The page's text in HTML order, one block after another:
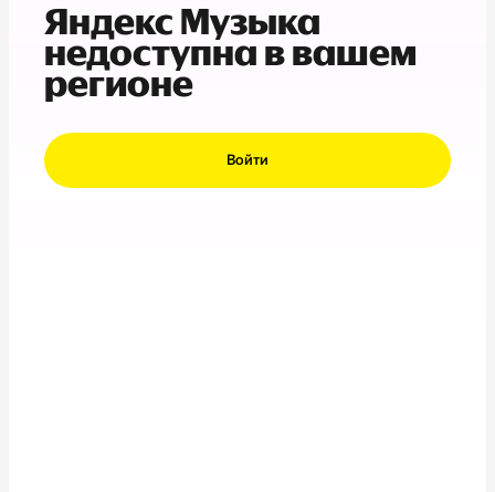
Яндекс Музыка
недоступна в вашем
регионе
Войти